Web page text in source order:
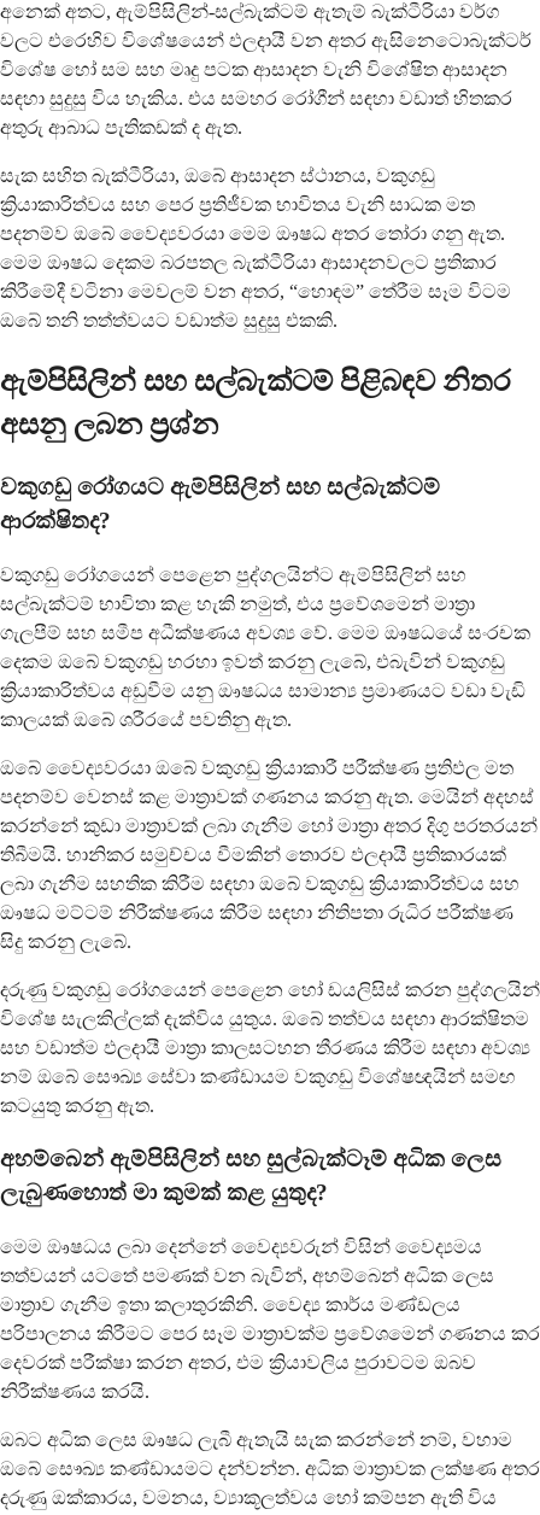
අනෙක් අතට, ඇම්පිසිලින්-සල්බැක්ටම් ඇතැම් බැක්ටීරියා වර්ග
වලට එරෙහිව විශේෂයෙන් ඵලදායී වන අතර ඇසිනෙටොබැක්ටර්
විශේෂ හෝ සම සහ මෘදු පටක ආසාදන වැනි විශේෂිත ආසාදන
සඳහා සුදුසු විය හැකිය. එය සමහර රෝගීන් සඳහා වඩාත් හිතකර
අතුරු ආබාධ පැතිකඩක් ද ඇත.
සැක සහිත බැක්ටීරියා, ඔබේ ආසාදන ස්ථානය, වකුගඩු
ක්‍රියාකාරිත්වය සහ පෙර ප්‍රතිජීවක භාවිතය වැනි සාධක මත
පදනම්ව ඔබේ වෛද්‍යවරයා මෙම ඖෂධ අතර තෝරා ගනු ඇත.
මෙම ඖෂධ දෙකම බරපතල බැක්ටීරියා ආසාදනවලට ප්‍රතිකාර
කිරීමේදී වටිනා මෙවලම් වන අතර, “හොඳම” තේරීම සෑම විටම
ඔබේ තනි තත්ත්වයට වඩාත්ම සුදුසු එකකි.
ඇම්පිසිලින් සහ සල්බැක්ටම් පිළිබඳව නිතර
අසනු ලබන ප්‍රශ්න
වකුගඩු රෝගයට ඇම්පිසිලින් සහ සල්බැක්ටම්
ආරක්ෂිතද?
වකුගඩු රෝගයෙන් පෙළෙන පුද්ගලයින්ට ඇම්පිසිලින් සහ
සල්බැක්ටම් භාවිතා කළ හැකි නමුත්, එය ප්‍රවේශමෙන් මාත්‍රා
ගැලපීම් සහ සමීප අධීක්ෂණය අවශ්‍ය වේ. මෙම ඖෂධයේ සංරචක
දෙකම ඔබේ වකුගඩු හරහා ඉවත් කරනු ලැබේ, එබැවින් වකුගඩු
ක්‍රියාකාරිත්වය අඩුවීම යනු ඖෂධය සාමාන්‍ය ප්‍රමාණයට වඩා වැඩි
කාලයක් ඔබේ ශරීරයේ පවතිනු ඇත.
ඔබේ වෛද්‍යවරයා ඔබේ වකුගඩු ක්‍රියාකාරී පරීක්ෂණ ප්‍රතිඵල මත
පදනම්ව වෙනස් කළ මාත්‍රාවක් ගණනය කරනු ඇත. මෙයින් අදහස්
කරන්නේ කුඩා මාත්‍රාවක් ලබා ගැනීම හෝ මාත්‍රා අතර දිගු පරතරයන්
තිබීමයි. හානිකර සමුච්චය වීමකින් තොරව ඵලදායී ප්‍රතිකාරයක්
ලබා ගැනීම සහතික කිරීම සඳහා ඔබේ වකුගඩු ක්‍රියාකාරිත්වය සහ
ඖෂධ මට්ටම් නිරීක්ෂණය කිරීම සඳහා නිතිපතා රුධිර පරීක්ෂණ
සිදු කරනු ලැබේ.
දරුණු වකුගඩු රෝගයෙන් පෙළෙන හෝ ඩයලිසිස් කරන පුද්ගලයින්
විශේෂ සැලකිල්ලක් දැක්විය යුතුය. ඔබේ තත්වය සඳහා ආරක්ෂිතම
සහ වඩාත්ම ඵලදායී මාත්‍රා කාලසටහන තීරණය කිරීම සඳහා අවශ්‍ය
නම් ඔබේ සෞඛ්‍ය සේවා කණ්ඩායම වකුගඩු විශේෂඥයින් සමඟ
කටයුතු කරනු ඇත.
අහම්බෙන් ඇම්පිසිලින් සහ සුල්බැක්ටෑම් අධික ලෙස
ලැබුණහොත් මා කුමක් කළ යුතුද?
මෙම ඖෂධය ලබා දෙන්නේ වෛද්‍යවරුන් විසින් වෛද්‍යමය
තත්වයන් යටතේ පමණක් වන බැවින්, අහම්බෙන් අධික ලෙස
මාත්‍රාව ගැනීම ඉතා කලාතුරකිනි. වෛද්‍ය කාර්ය මණ්ඩලය
පරිපාලනය කිරීමට පෙර සෑම මාත්‍රාවක්ම ප්‍රවේශමෙන් ගණනය කර
දෙවරක් පරීක්ෂා කරන අතර, එම ක්‍රියාවලිය පුරාවටම ඔබව
නිරීක්ෂණය කරයි.
ඔබට අධික ලෙස ඖෂධ ලැබී ඇතැයි සැක කරන්නේ නම්, වහාම
ඔබේ සෞඛ්‍ය කණ්ඩායමට දන්වන්න. අධික මාත්‍රාවක ලක්ෂණ අතර
දරුණු ඔක්කාරය, වමනය, ව්‍යාකූලත්වය හෝ කම්පන ඇති විය